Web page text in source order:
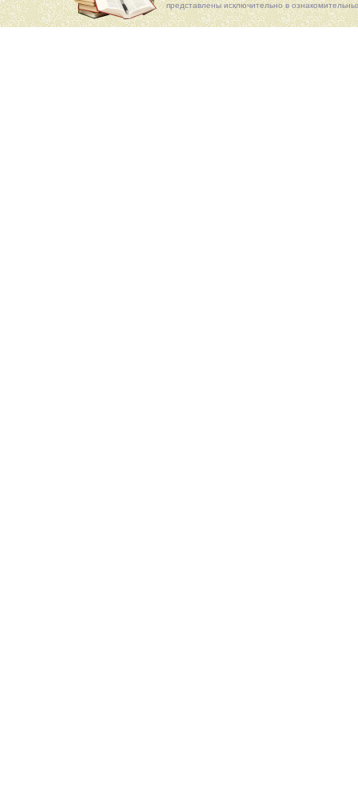
представлены исключительно в